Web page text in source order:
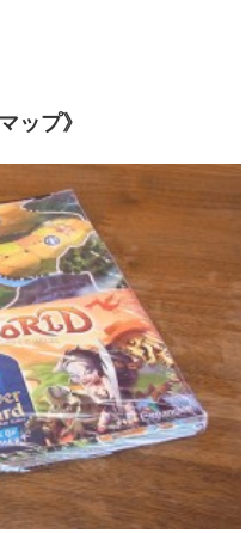
ップ》